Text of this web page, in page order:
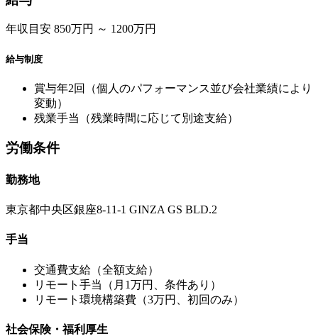
年収目安 850万円 ～ 1200万円
給与制度
賞与年2回（個人のパフォーマンス並び会社業績により
変動）
残業手当（残業時間に応じて別途支給）
労働条件
勤務地
東京都中央区銀座8-11-1 GINZA GS BLD.2
手当
交通費支給（全額支給）
リモート手当（月1万円、条件あり）
リモート環境構築費（3万円、初回のみ）
社会保険・福利厚生